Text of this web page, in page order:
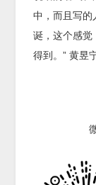
中，而且写的
诞，这个感觉
得到。” 黄昱